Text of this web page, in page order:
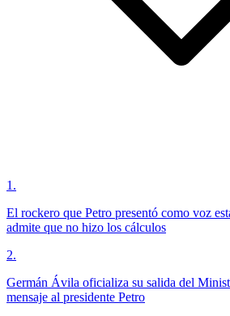
1 .
El rockero que Petro presentó como voz
admite que no hizo los cálculos
2.
Germán Ávila oficializa su salida del
mensaje al presidente Petro